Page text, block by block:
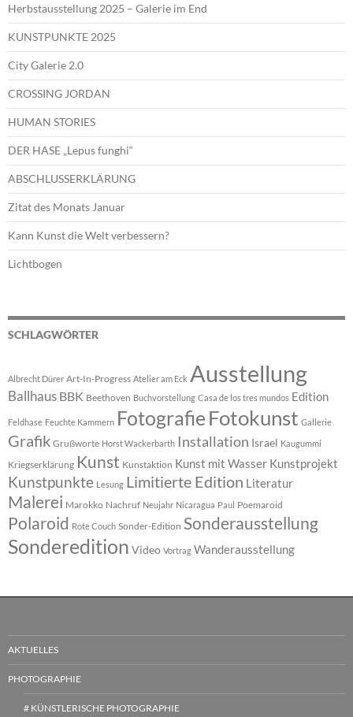
Herbstausstellung 2025 – Galerie im End
KUNSTPUNKTE 2025
City Galerie 2.0
CROSSING JORDAN
HUMAN STORIES
DER HASE „Lepus funghi“
ABSCHLUSSERKLÄRUNG
Zitat des Monats Januar
Kann Kunst die Welt verbessern?
Lichtbogen
SCHLAGWÖRTER
Albrecht Dürer Art-In-Progress Atelier am Eck Ausstellung
Ballhaus BBK Beethoven Buchvorstellung Casa de los tres mundos Edition
Feldhase Feuchte Kammern Fotografie Fotokunst Gallerie
Grafik Grußworte Horst Wackerbarth Installation Israel Kaugummi
Kriegserklärung Kunst Kunstaktion Kunst mit Wasser Kunstprojekt
Kunstpunkte Lesung Limitierte Edition Literatur
Malerei Marokko Nachruf Neujahr Nicaragua Paul Poemaroid
Polaroid Rote Couch Sonder-Edition Sonderausstellung
Sonderedition Video Vortrag Wanderausstellung
AKTUELLES
PHOTOGRAPHIE
# KÜNSTLERISCHE PHOTOGRAPHIE